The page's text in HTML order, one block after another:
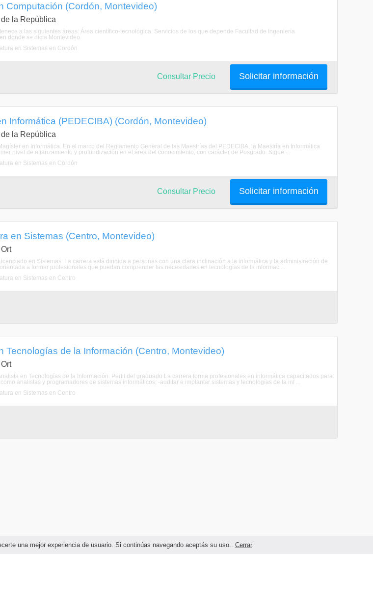
una mejor experiencia de usuario. Si continúas navegando aceptás su uso.. Cerrar
Computación (Cordón, Montevideo)
la República
a las siguientes áreas: Área científico-tecnológica. Servicios de los que depende Facultad de Ingeniería
donde se dicta Montevideo
en Sistemas en Cordón
Solicitar información
Consultar Precio
Informática (PEDECIBA) (Cordón, Montevideo)
la República
en Informática. En el marco del Reglamento General de las Maestrías del PEDECIBA, la Maestría en Informática
nivel de afianzamiento y profundización en el área del conocimiento, con carácter de Posgrado. Sigue ...
en Sistemas en Cordón
Solicitar información
Consultar Precio
en Sistemas (Centro, Montevideo)
en Sistemas. La carrera está dirigida a personas con una clara inclinación a la informática y la administración de
a formar profesionales que puedan comprender las necesidades en tecnologías de la informac ...
en Sistemas en Centro
Tecnologías de la Información (Centro, Montevideo)
en Tecnologías de la Información. Perfil del graduado La carrera forma profesionales en informática capacitados para:
analistas y programadores de sistemas informáticos; -auditar e implantar sistemas y tecnologías de la inf ...
en Sistemas en Centro